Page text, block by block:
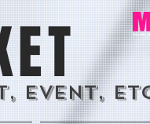
Event,